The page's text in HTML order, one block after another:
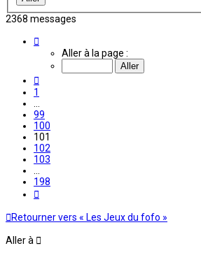
2368 messages
101
Aller à la page :
1
99
100
101
102
103
198
Retourner vers « Les Jeux du fofo »
Aller à